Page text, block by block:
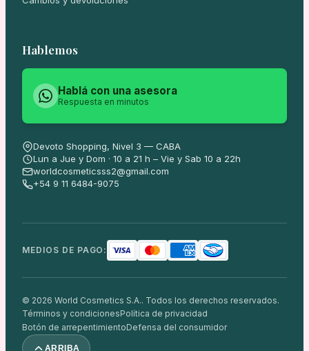
Hablemos
Hablá con una asesora
Respuesta en minutos
Devoto Shopping, Nivel 3 — CABA
Lun a Jue y Dom · 10 a 21 h – Vie y Sab 10 a 22h
worldcosmeticsss2@gmail.com
+54 9 11 6484-9075
MEDIOS DE PAGO:
© 2026 World Cosmetics S.A.. Todos los derechos reservados.
Términos y condicionesPolítica de privacidad
Botón de arrepentimientoDefensa del consumidor
ARRIBA